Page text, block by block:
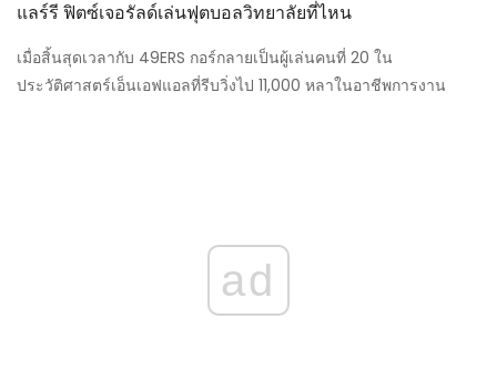
แลร์รี ฟิตซ์เจอรัลด์เล่นฟุตบอลวิทยาลัยที่ไหน
เมื่อสิ้นสุดเวลากับ 49ERS กอร์กลายเป็นผู้เล่นคนที่ 20 ใน
ประวัติศาสตร์เอ็นเอฟแอลที่รีบวิ่งไป 11,000 หลาในอาชีพการงาน
ad